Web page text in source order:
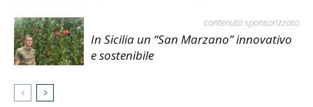
contenuto sponsorizzato
In Sicilia un “San Marzano” innovativo
e sostenibile